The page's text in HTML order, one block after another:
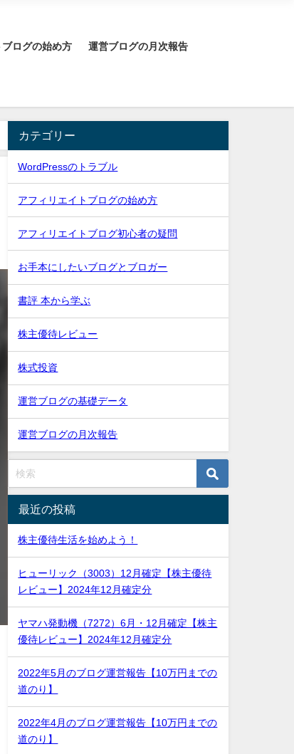
ログの始め方 運営ブログの月次報告
カテゴリー
WordPressのトラブル
アフィリエイトブログの始め方
アフィリエイトブログ初心者の疑問
お手本にしたいブログとブロガー
書評 本から学ぶ
株主優待レビュー
株式投資
運営ブログの基礎データ
運営ブログの月次報告
最近の投稿
株主優待生活を始めよう！
ヒューリック（3003）12月確定【株主優待
レビュー】2024年12月確定分
ヤマハ発動機（7272）6月・12月確定【株主
優待レビュー】2024年12月確定分
2022年5月のブログ運営報告【10万円までの
道のり】
2022年4月のブログ運営報告【10万円までの
道のり】